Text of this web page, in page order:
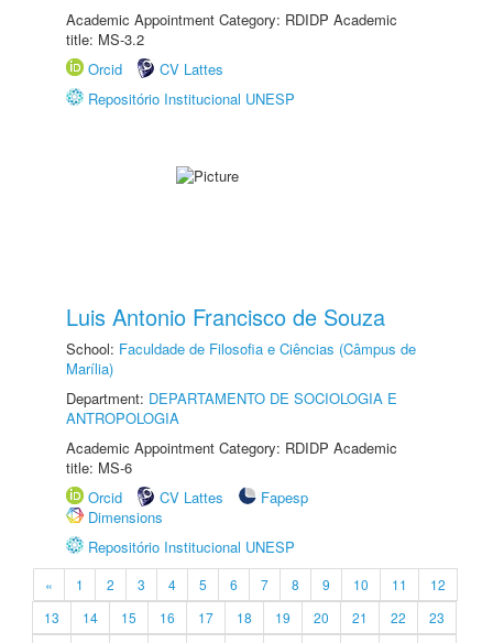
Academic Appointment Category: RDIDP Academic
title: MS-3.2
Orcid
CV Lattes
Repositório Institucional UNESP
Luis Antonio Francisco de Souza
School: Faculdade de Filosofia e Ciências (Câmpus de
Marília)
Department: DEPARTAMENTO DE SOCIOLOGIA E
ANTROPOLOGIA
Academic Appointment Category: RDIDP Academic
title: MS-6
Orcid
CV Lattes
Fapesp
Dimensions
Repositório Institucional UNESP
« 1 2 3 4 5 6 7 8 9 10 11
12
13
14 15 16 17 18 19 20 21 22
23